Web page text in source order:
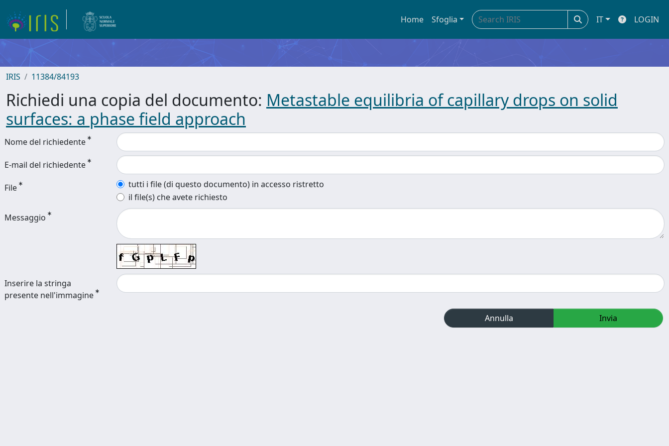
Home Sfoglia IT LOGIN
IRIS 11384/84193
Richiedi una copia del documento: Metastable equilibria of capillary drops on solid
surfaces: a phase field approach
Nome del richiedente
E-mail del richiedente
File
tutti i file (di questo documento) in accesso ristretto
il file(s) che avete richiesto
Messaggio
Inserire la stringa
presente nell'immagine
Annulla Invia